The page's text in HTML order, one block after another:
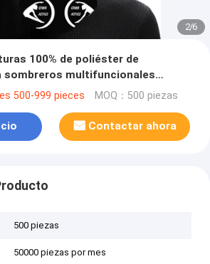
2/6
100% de poliéster de
sombreros multifuncionales
500-999 pieces MOQ：500 piezas
Contactar ahora
500 piezas
50000 piezas por mes